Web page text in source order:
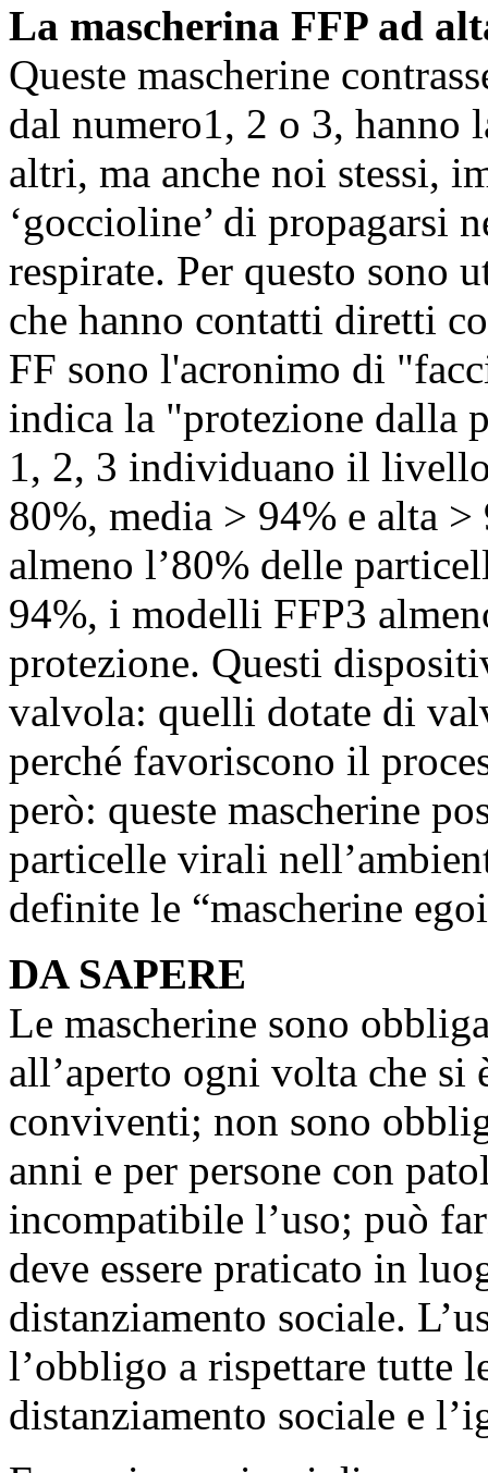
La mascherina FFP ad
Queste mascherine
dal numero1, 2 o 3, hanno
altri, ma anche noi stessi,
‘goccioline’ di propagarsi
respirate. Per questo sono
che hanno contatti diretti
FF sono l'acronimo di
indica la "protezione dalla
1, 2, 3 individuano il livello
80%, media > 94% e alta
almeno l’80% delle
94%, i modelli FFP3
protezione. Questi
valvola: quelli dotate di
perché favoriscono il
però: queste mascherine
particelle virali
definite le “mascherine
DA SAPERE
Le mascherine sono
all’aperto ogni volta che si
conviventi; non sono
anni e per persone con
incompatibile l’uso; può
deve essere praticato in
distanziamento sociale.
l’obbligo a rispettare tutte
distanziamento sociale e